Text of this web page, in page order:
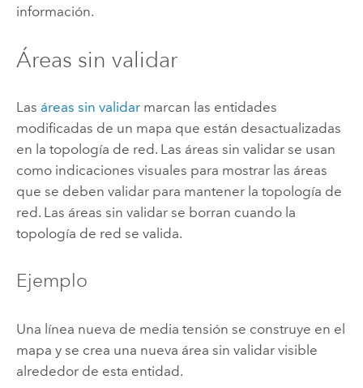
información.
Áreas sin validar
Las áreas sin validarmarcan las entidades
modificadas de un mapa que están desactualizadas
en la topología de red. Las áreas sin validar se usan
como indicaciones visuales para mostrar las áreas
que se deben validar para mantener la topología de
red. Las áreas sin validar se borran cuando la
topología de red se valida.
Ejemplo
Una línea nueva de media tensión se construye en el
mapa y se crea una nueva área sin validar visible
alrededor de esta entidad.